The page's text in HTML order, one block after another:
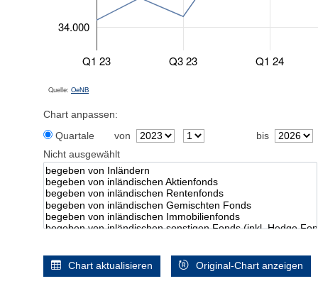
Q1 23 Q3 23 Q1 24
34.000
Quelle: OeNB
Chart anpassen:
Quartale
von
bis
Nicht ausgewählt
Chart aktualisieren Original-Chart anzeigen